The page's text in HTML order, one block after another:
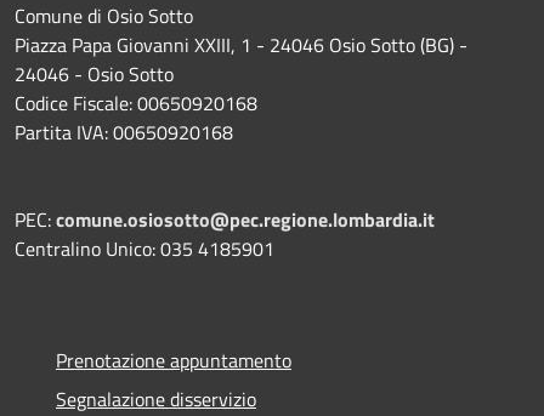
Comune di Osio Sotto
Piazza Papa Giovanni XXIII, 1 - 24046 Osio Sotto (BG) -
24046 - Osio Sotto
Codice Fiscale: 00650920168
Partita IVA: 00650920168
PEC:comune.osiosotto@pec.regione.lombardia.it
Centralino Unico: 035 4185901
Prenotazione appuntamento
Segnalazione disservizio